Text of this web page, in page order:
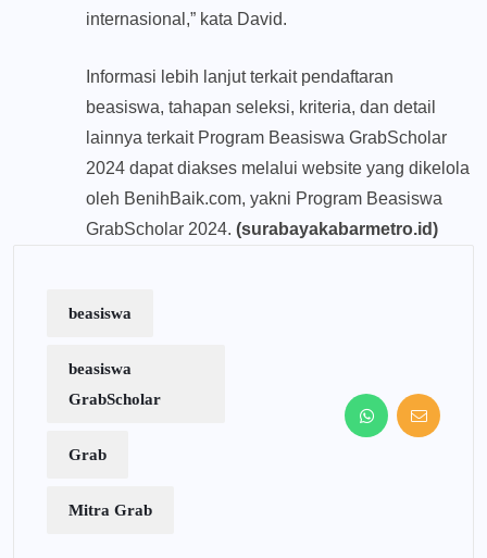
internasional,” kata David.
Informasi lebih lanjut terkait pendaftaran
beasiswa, tahapan seleksi, kriteria, dan detail
lainnya terkait Program Beasiswa GrabScholar
2024 dapat diakses melalui website yang dikelola
oleh BenihBaik.com, yakni Program Beasiswa
GrabScholar 2024. (surabayakabarmetro.id)
beasiswa
beasiswa
GrabScholar
Grab
Mitra Grab